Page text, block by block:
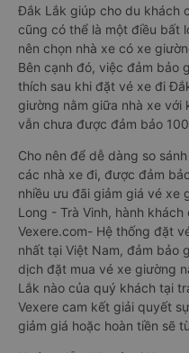
Đắk Lắk giúp cho du khách
cũng có thể là một điều bất
nên chọn nhà xe có xe
Bên cạnh đó, việc đảm bảo
thích sau khi đặt vé xe đi
giường nằm giữa nhà xe
vẫn chưa được đảm bảo
Cho nên để dễ dàng so
các nhà xe đi, được đảm
nhiều ưu đãi giảm giá vé xe
Long - Trà Vinh, hành
Vexere.com- Hệ thống đặt
nhất tại Việt Nam, đảm bảo
dịch đặt mua vé xe giường
Lắk nào của quý khách tại
Vexere cam kết giải quyết
giảm giá hoặc hoàn tiền sẽ